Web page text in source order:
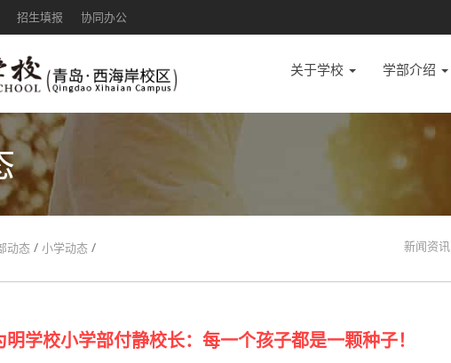
招生填报 协同办公
关于学校 学部介绍
动态 / 小学动态 / 新闻资讯
学校小学部付静校长：每一个孩子都是一颗种子！